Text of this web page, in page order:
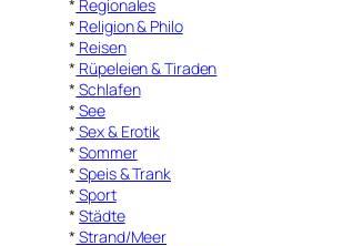
* Regionales
* Religion & Philo
* Reisen
* Rüpeleien & Tiraden
* Schlafen
* See
* Sex & Erotik
*Sommer
* Speis & Trank
* Sport
*Städte
* Strand/Meer